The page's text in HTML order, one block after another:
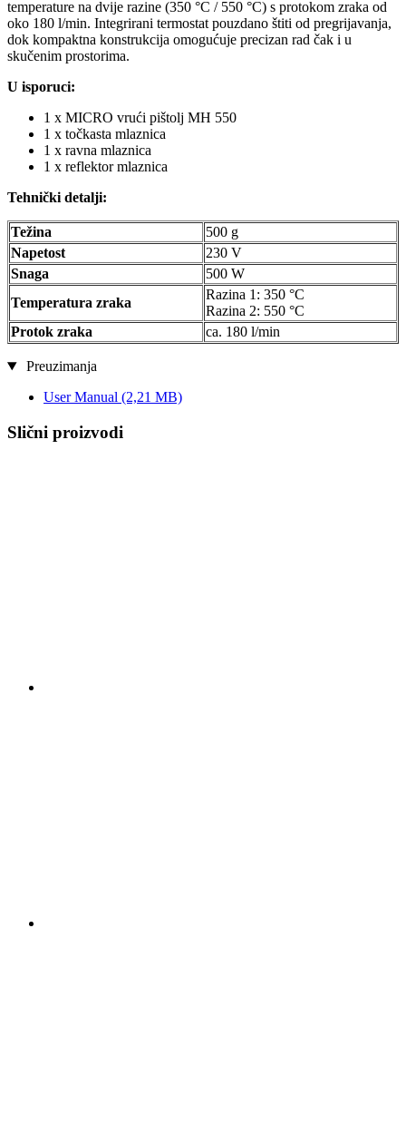
temperature na dvije razine (350 °C / 550 °C) s protokom zraka od
oko 180 l/min. Integrirani termostat pouzdano štiti od pregrijavanja,
dok kompaktna konstrukcija omogućuje precizan rad čak i u
skučenim prostorima.
U isporuci:
1 x MICRO vrući pištolj MH 550
1 x točkasta mlaznica
1 x ravna mlaznica
1 x reflektor mlaznica
Tehnički detalji:
Težina
500 g
Napetost
230 V
Snaga
500 W
Temperatura zraka
Razina 1: 350 °C
Razina 2: 550 °C
Protok zraka
ca. 180 l/min
Preuzimanja
User Manual (2,21 MB)
Slični proizvodi